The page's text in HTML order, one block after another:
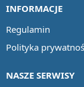
INFORMACJE
Regulamin
Polityka
NASZE SERWISY